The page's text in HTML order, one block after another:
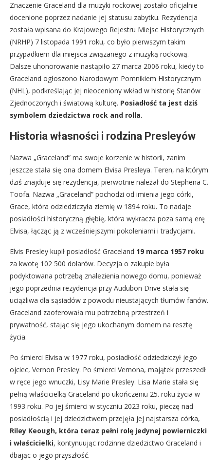
Znaczenie Graceland dla muzyki rockowej zostało oficjalnie
docenione poprzez nadanie jej statusu zabytku. Rezydencja
została wpisana do Krajowego Rejestru Miejsc Historycznych
(NRHP) 7 listopada 1991 roku, co było pierwszym takim
przypadkiem dla miejsca związanego z muzyką rockową.
Dalsze uhonorowanie nastąpiło 27 marca 2006 roku, kiedy to
Graceland ogłoszono Narodowym Pomnikiem Historycznym
(NHL), podkreślając jej nieoceniony wkład w historię Stanów
Zjednoczonych i światową kulturę. Posiadłość ta jest dziś
symbolem dziedzictwa rock and rolla.
Historia własności i rodzina Presleyów
Nazwa „Graceland” ma swoje korzenie w historii, zanim
jeszcze stała się ona domem Elvisa Presleya. Teren, na którym
dziś znajduje się rezydencja, pierwotnie należał do Stephena C.
Toofa. Nazwa „Graceland” pochodzi od imienia jego córki,
Grace, która odziedziczyła ziemię w 1894 roku. To nadaje
posiadłości historyczną głębię, która wykracza poza samą erę
Elvisa, łącząc ją z wcześniejszymi pokoleniami i tradycjami.
Elvis Presley kupił posiadłość Graceland 19 marca 1957 roku
za kwotę 102 500 dolarów. Decyzja o zakupie była
podyktowana potrzebą znalezienia nowego domu, ponieważ
jego poprzednia rezydencja przy Audubon Drive stała się
uciążliwa dla sąsiadów z powodu nieustających tłumów fanów.
Graceland zaoferowała mu potrzebną przestrzeń i
prywatność, stając się jego ukochanym domem na resztę
życia.
Po śmierci Elvisa w 1977 roku, posiadłość odziedziczył jego
ojciec, Vernon Presley. Po śmierci Vernona, majątek przeszedł
w ręce jego wnuczki, Lisy Marie Presley. Lisa Marie stała się
pełną właścicielką Graceland po ukończeniu 25. roku życia w
1993 roku. Po jej śmierci w styczniu 2023 roku, pieczę nad
posiadłością i jej dziedzictwem przejęła jej najstarsza córka,
Riley Keough, która teraz pełni rolę jedynej powierniczki
i właścicielki, kontynuując rodzinne dziedzictwo Graceland i
dbając o jego przyszłość.